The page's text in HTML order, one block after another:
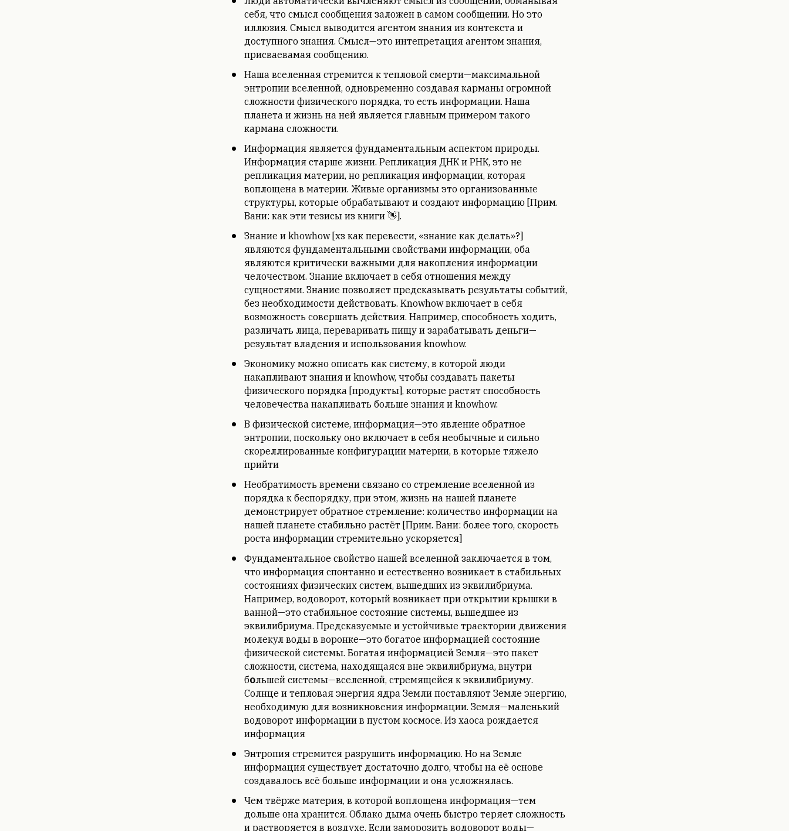
себя, что смысл сообщения заложен в самом сообщении. Но это
иллюзия. Смысл выводится агентом знания из контекста и
доступного знания. Смысл—это интепретация агентом знания,
присваевамая сообщению.
Наша вселенная стремится к тепловой смерти—максимальной
энтропии вселенной, одновременно создавая карманы огромной
сложности физического порядка, то есть информации. Наша
планета и жизнь на ней является главным примером такого
кармана сложности.
Информация является фундаментальным аспектом природы.
Информация старше жизни. Репликация ДНК и РНК, это не
репликация материи, но репликация информации, которая
воплощена в материи. Живые организмы это организованные
структуры, которые обрабатывают и создают информацию [Прим.
Вани: как эти тезисы из книги 👋].
Знание и khowhow [хз как перевести, «знание как делать»?]
являются фундаментальными свойствами информации, оба
являются критически важными для накопления информации
челочеством. Знание включает в себя отношения между
сущностями. Знание позволяет предсказывать результаты событий,
без необходимости действовать. Knowhow включает в себя
возможность совершать действия. Например, способность ходить,
различать лица, переваривать пищу и зарабатывать деньги—
результат владения и использования knowhow.
Экономику можно описать как систему, в которой люди
накапливают знания и knowhow, чтобы создавать пакеты
физического порядка [продукты], которые растят способность
человечества накапливать больше знания и knowhow.
В физической системе, информация—это явление обратное
энтропии, поскольку оно включает в себя необычные и сильно
скореллированные конфигурации материи, в которые тяжело
прийти
Необратимость времени связано со стремление вселенной из
порядка к беспорядку, при этом, жизнь на нашей планете
демонстрирует обратное стремление: количество информации на
нашей планете стабильно растёт [Прим. Вани: более того, скорость
роста информации стремительно ускоряется]
Фундаментальное свойство нашей вселенной заключается в том,
что информация спонтанно и естественно возникает в стабильных
состояниях физических систем, вышедших из эквилибриума.
Например, водоворот, который возникает при открытии крышки в
ванной—это стабильное состояние системы, вышедшее из
эквилибриума. Предсказуемые и устойчивые траектории движения
молекул воды в воронке—это богатое информацией состояние
физической системы. Богатая информацией Земля—это пакет
сложности, система, находящаяся вне эквилибриума, внутри
большей системы—вселенной, стремящейся к эквилибриуму.
Солнце и тепловая энергия ядра Земли поставляют Земле энергию,
необходимую для возникновения информации. Земля—маленький
водоворот информации в пустом космосе. Из хаоса рождается
информация
Энтропия стремится разрушить информацию. Но на Земле
информация существует достаточно долго, чтобы на её основе
создавалось всё больше информации и она усложнялась.
Чем твёрже материя, в которой воплощена информация—тем
дольше она хранится. Облако дыма очень быстро теряет сложность
и растворяется в воздухе. Если заморозить водоворот воды—